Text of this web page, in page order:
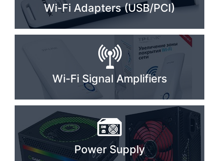
Пылесос
Спикерфон
ADSL, Wan / Lan Routers, Wi-Fi
Server equipment
UPS Uninterruptible Power Supply
Headphones
Wi-Fi Adapters (USB/PCI)
Wi-Fi Signal Amplifiers
Power Supply